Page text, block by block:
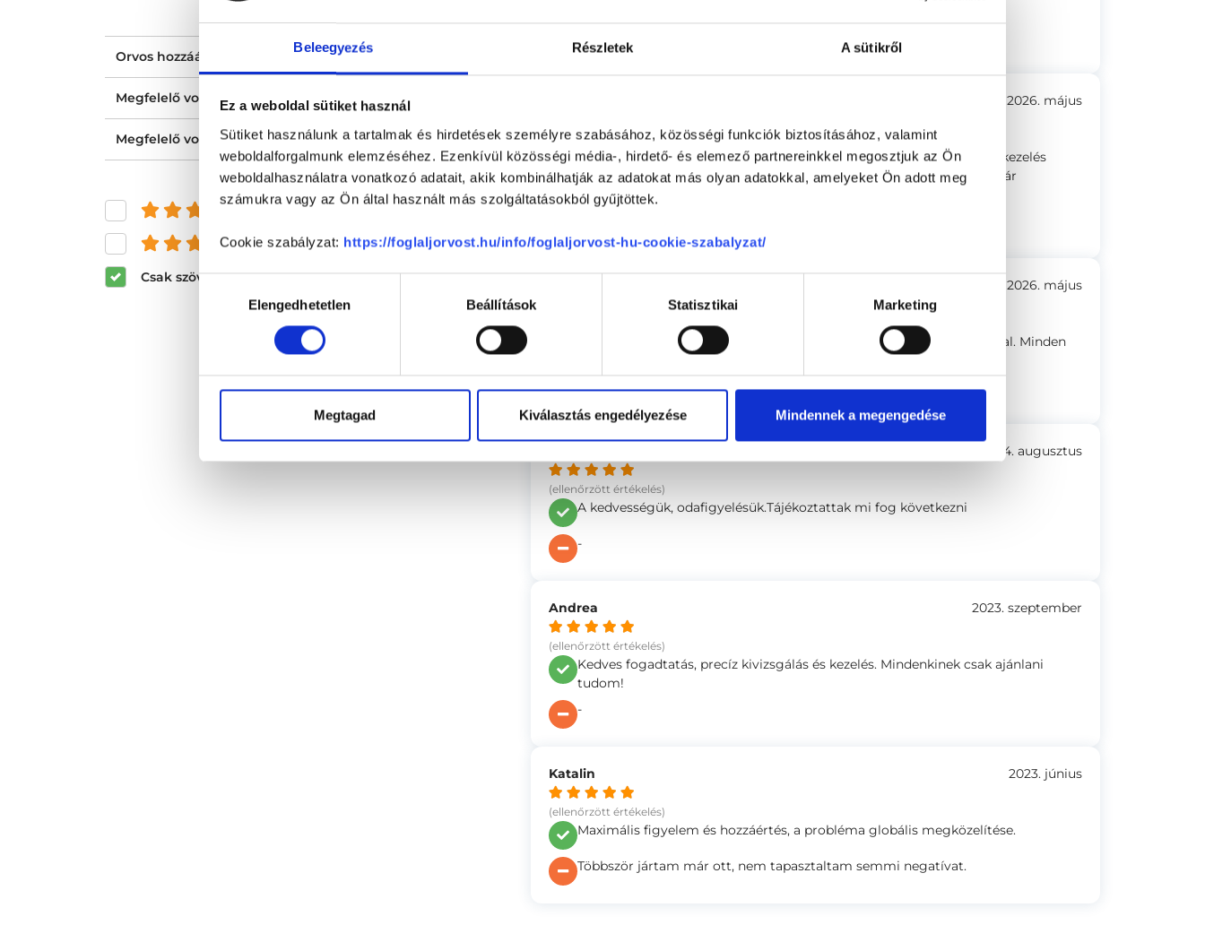
Beleegyezés Részletek A sütikről
Ez a weboldal sütiket használ
Sütiket használunk a tartalmak és hirdetések személyre szabásához, közösségi funkciók biztosításához, valamint
weboldalforgalmunk elemzéséhez. Ezenkívül közösségi média-, hirdető- és elemező partnereinkkel megosztjuk az Ön
weboldalhasználatra vonatkozó adatait, akik kombinálhatják az adatokat más olyan adatokkal, amelyeket Ön adott meg
számukra vagy az Ön által használt más szolgáltatásokból gyűjtöttek.
Cookie szabályzat: https://foglaljorvost.hu/info/foglaljorvost-hu-cookie-szabalyzat/
Hozzájárulás
kiválasztásaElengedhetetlen Beállítások Statisztikai Marketing
Megtagad Kiválasztás engedélyezése Mindennek a megengedése
Orvos hozzáállása, figyelmessége, kedvessége
Megfelelő volt a tájékoztatásod?
Megfelelő volt az ellátásod? 4.4
és felette
és felette
Csak szöveges értékelések megjelenítése
(ellenőrzött értékelés)
2026. május
Az egészségi állapot felmérése mindenre kiterjedő és alapos volt. A kezelés
során őszinte választ kaptam minden kérdésemre. Az első kezelés már
nagymértékű javulást eredményezett az egészségi állapotomban.
2026. május
A közvetlen légkör és az eredményes kezelés, már az első alkalommal. Minden
kérdésre őszinte választ kaptam.
-
(ellenőrzött értékelés)
2024. augusztus
A kedvességük, odafigyelésük.Tájékoztattak mi fog következni
-
Andrea
(ellenőrzött értékelés)
2023. szeptember
Kedves fogadtatás, precíz kivizsgálás és kezelés. Mindenkinek csak ajánlani
tudom!
-
Katalin
(ellenőrzött értékelés)
2023. június
Maximális figyelem és hozzáértés, a probléma globális megközelítése.
Többször jártam már ott, nem tapasztaltam semmi negatívat.